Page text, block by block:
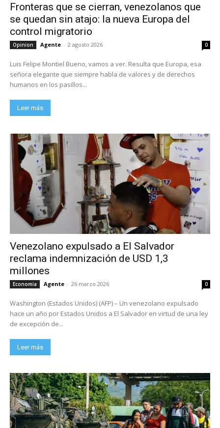
Fronteras que se cierran, venezolanos que
se quedan sin atajo: la nueva Europa del
control migratorio
Opinion Agente - 2 agosto 2026 0
Luis Felipe Montiel Bueno, vamos a ver. Resulta que Europa, esa
señora elegante que siempre habla de valores y de derechos
humanos en los pasillos...
Leer más
Venezolano expulsado a El Salvador
reclama indemnización de USD 1,3
millones
Economia Agente - 26 marzo 2026 0
Washington (Estados Unidos) (AFP) – Un venezolano expulsado
hace un año por Estados Unidos a El Salvador en virtud de una ley
de excepción de...
Leer más